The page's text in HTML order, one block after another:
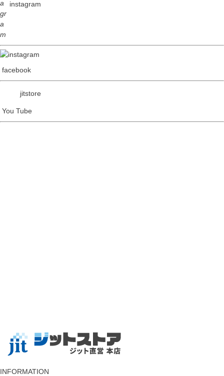
instagram
facebook
jitstore
You Tube
INFORMATION